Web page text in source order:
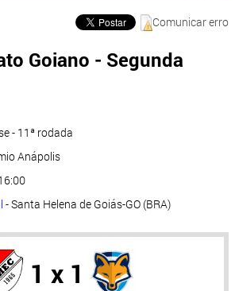
Comunicar erro
Goiano - Segunda
- 11ª rodada
Anápolis
- Santa Helena de Goiás-GO (BRA)
1 x 1